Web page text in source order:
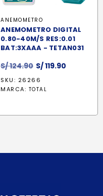
ANEMOMETRO
ANEMOMETRO DIGITAL
0.80-40M/S RES:0.01
BAT:3XAAA - TETAN031
S/124.90 El
precio
original
S/119.90
SKU: 26266
MARCA: TOTAL